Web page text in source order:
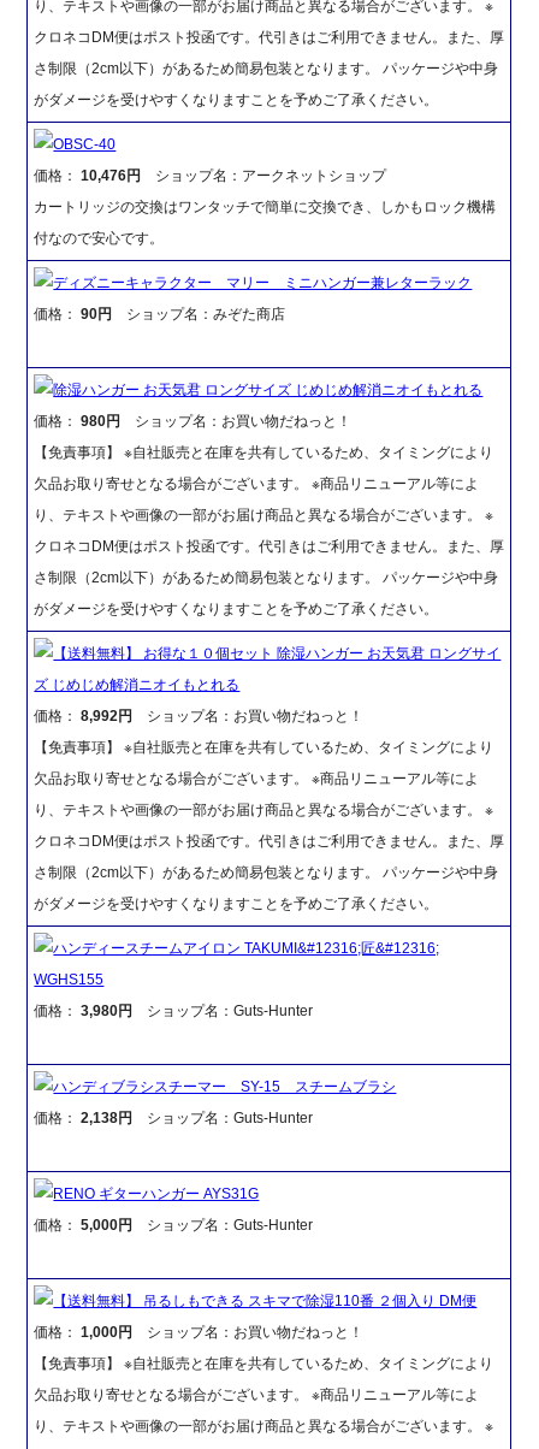
り、テキストや画像の一部がお届け商品と異なる場合がございます。 ※
クロネコDM便はポスト投函です。代引きはご利用できません。また、厚
さ制限（2cm以下）があるため簡易包装となります。 パッケージや中身
がダメージを受けやすくなりますことを予めご了承ください。
OBSC-40
価格：10,476円
ショップ名：アークネットショップ
カートリッジの交換はワンタッチで簡単に交換でき、しかもロック機構
付なので安心です。
ディズニーキャラクター マリー ミニハンガー兼レターラック
価格：90円 ショップ名：みぞた商店
除湿ハンガー お天気君 ロングサイズ じめじめ解消ニオイもとれる
価格：980円
ショップ名：お買い物だねっと！
【免責事項】 ※自社販売と在庫を共有しているため、タイミングにより
欠品お取り寄せとなる場合がございます。 ※商品リニューアル等によ
り、テキストや画像の一部がお届け商品と異なる場合がございます。 ※
クロネコDM便はポスト投函です。代引きはご利用できません。また、厚
さ制限（2cm以下）があるため簡易包装となります。 パッケージや中身
がダメージを受けやすくなりますことを予めご了承ください。
【送料無料】 お得な１０個セット 除湿ハンガー お天気君 ロングサイ
ズ じめじめ解消ニオイもとれる
価格：8,992円
ショップ名：お買い物だねっと！
【免責事項】 ※自社販売と在庫を共有しているため、タイミングにより
欠品お取り寄せとなる場合がございます。 ※商品リニューアル等によ
り、テキストや画像の一部がお届け商品と異なる場合がございます。 ※
クロネコDM便はポスト投函です。代引きはご利用できません。また、厚
さ制限（2cm以下）があるため簡易包装となります。 パッケージや中身
がダメージを受けやすくなりますことを予めご了承ください。
ハンディースチームアイロン TAKUMI&#12316;匠&#12316;
WGHS155
価格：3,980円 ショップ名：Guts-Hunter
ハンディブラシスチーマー SY-15 スチームブラシ
価格：2,138円 ショップ名：Guts-Hunter
RENO ギターハンガー AYS31G
価格：5,000円 ショップ名：Guts-Hunter
【送料無料】 吊るしもできる スキマで除湿110番 ２個入り DM便
価格：1,000円
ショップ名：お買い物だねっと！
【免責事項】 ※自社販売と在庫を共有しているため、タイミングにより
欠品お取り寄せとなる場合がございます。 ※商品リニューアル等によ
り、テキストや画像の一部がお届け商品と異なる場合がございます。 ※